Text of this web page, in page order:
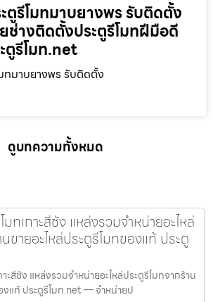
ตูรีโมทมาบยางพร รับติดตั้ง
ช่างติดตั้งประตูรีโมทฝีมือดี
ตูรีโมท.net
ทมาบยางพร รับติดตั้ง
ดูบทความทั้งหมด
ทเกาะสีชัง แหล่งรวมจำหน่ายอะไหล่
ขายอะไหล่ประตูรีโมทของแท้ ประตู
ะสีชัง แหล่งรวมจำหน่ายอะไหล่ประตูรีโมทจากร้าน
งแท้ ประตูรีโมท.net — จำหน่ายป